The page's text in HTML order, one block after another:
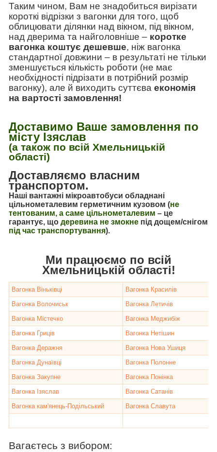
Таким чином, Вам не знадобиться вирізати
короткі відрізки з вагонки для того, щоб
облицювати ділянки над вікном, під вікном,
над дверима та найголовніше – коротке
вагонка коштує дешевше, ніж вагонка
стандартної довжини – в результаті не тільки
зменшується кількість роботи (не має
необхідності підрізати в потрібний розмір
вагонку), але й виходить суттєва економія
на вартості замовлення!
Доставимо Ваше замовлення по
місту Ізяслав
(а також по всій Хмельницькій
області)
Доставляємо власним
транспортом.
Наші вантажні мікроавтобуси обладнані
цільнометалевим герметичним кузовом (не
тентованим, а саме цільнометалевим – це
гарантує, що деревина не змокне під дощем/снігом
під час транспортування).
Ми працюємо по всій
Хмельницькій області!
Вагонка Віньківці
Вагонка Красилів
Вагонка Волочиськ
Вагонка Летичів
Вагонка Містечко
Вагонка Меджибіж
Вагонка Гриців
Вагонка Нетішин
Вагонка Деражня
Вагонка Нова Ушиця
Вагонка Дунаївці
Вагонка Полонне
Вагонка Закупне
Вагонка Понінка
Вагонка Ізяслав
Вагонка Сатанів
Вагонка кам'янець-Подільський
Вагонка Славута
Вагаєтесь з вибором: